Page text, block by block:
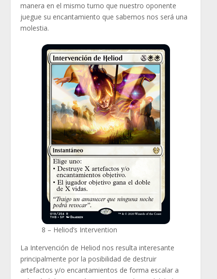
manera en el mismo turno que nuestro oponente
juegue su encantamiento que sabemos nos será una
molestia.
8 – Heliod’s Intervention
La Intervención de Heliod nos resulta interesante
principalmente por la posibilidad de destruir
artefactos y/o encantamientos de forma escalar a